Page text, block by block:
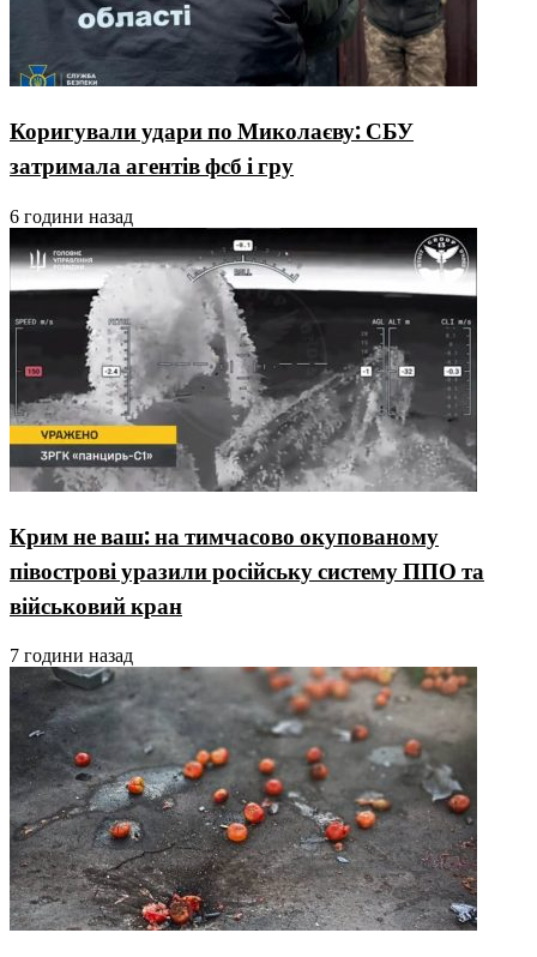
Коригували удари по Миколаєву: СБУ
затримала агентів фсб і гру
6 години назад
Крим не ваш: на тимчасово окупованому
півострові уразили російську систему ППО та
військовий кран
7 години назад